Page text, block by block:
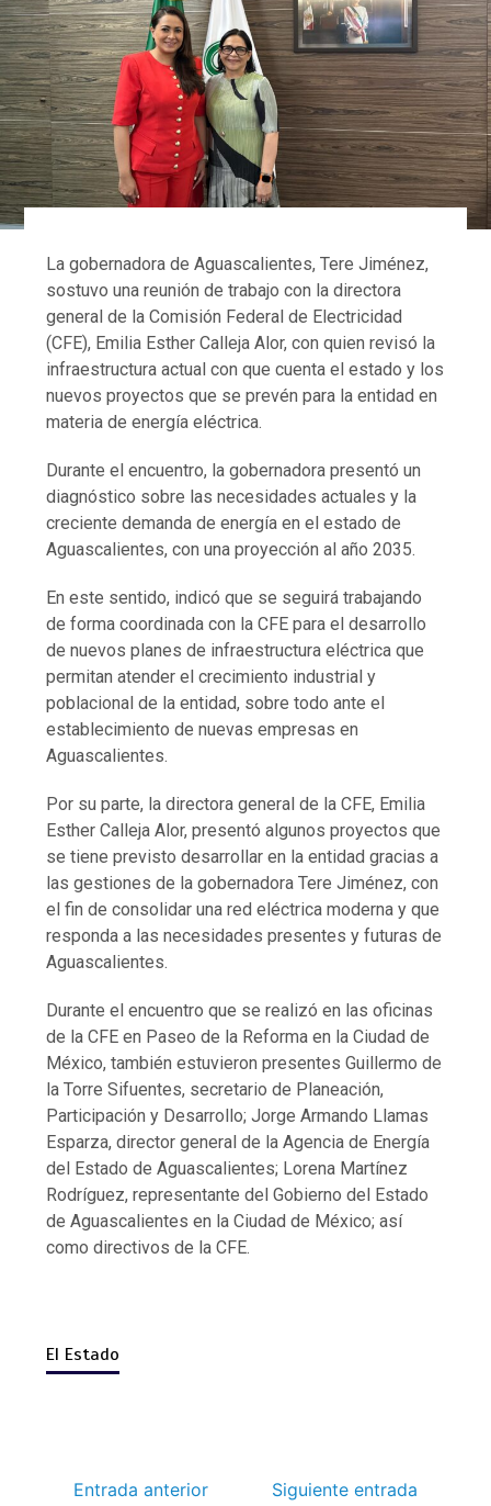
La gobernadora de Aguascalientes, Tere Jiménez,
sostuvo una reunión de trabajo con la directora
general de la Comisión Federal de Electricidad
(CFE), Emilia Esther Calleja Alor, con quien revisó la
infraestructura actual con que cuenta el estado y los
nuevos proyectos que se prevén para la entidad en
materia de energía eléctrica.
Durante el encuentro, la gobernadora presentó un
diagnóstico sobre las necesidades actuales y la
creciente demanda de energía en el estado de
Aguascalientes, con una proyección al año 2035.
En este sentido, indicó que se seguirá trabajando
de forma coordinada con la CFE para el desarrollo
de nuevos planes de infraestructura eléctrica que
permitan atender el crecimiento industrial y
poblacional de la entidad, sobre todo ante el
establecimiento de nuevas empresas en
Aguascalientes.
Por su parte, la directora general de la CFE, Emilia
Esther Calleja Alor, presentó algunos proyectos que
se tiene previsto desarrollar en la entidad gracias a
las gestiones de la gobernadora Tere Jiménez, con
el fin de consolidar una red eléctrica moderna y que
responda a las necesidades presentes y futuras de
Aguascalientes.
Durante el encuentro que se realizó en las oficinas
de la CFE en Paseo de la Reforma en la Ciudad de
México, también estuvieron presentes Guillermo de
la Torre Sifuentes, secretario de Planeación,
Participación y Desarrollo; Jorge Armando Llamas
Esparza, director general de la Agencia de Energía
del Estado de Aguascalientes; Lorena Martínez
Rodríguez, representante del Gobierno del Estado
de Aguascalientes en la Ciudad de México; así
como directivos de la CFE.
El Estado
Entrada anterior Siguiente entrada